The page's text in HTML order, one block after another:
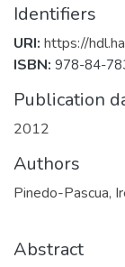
Identifiers
URI: https://
ISBN: 978-84-
Publication
2012
Authors
Pinedo-Pascua,
Abstract